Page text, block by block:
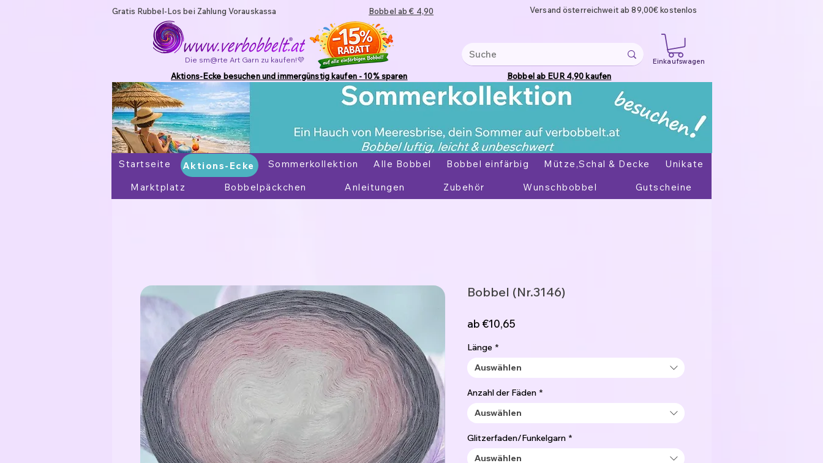
Gratis Rubbel-Los bei Zahlung Vorauskassa Bobbel ab € 4,90 Versand österreichweit ab 89,00€ kostenlos
Die sm@rte Art Garn zu kaufen!💜 Einkaufswagen
Aktions-Ecke besuchen und immergünstig kaufen - 10% sparen Bobbel ab EUR 4,90 kaufen
Startseite Aktions-Ecke Sommerkollektion Alle Bobbel Bobbel einfärbig Mütze,Schal & Decke
Unikate
Marktplatz
Bobbelpäckchen Anleitungen Zubehör Wunschbobbel Gutscheine
Aktions-Ecke
Bobbel (Nr.3146)
ab €10,65Sale-
Länge *
Auswählen
Anzahl der Fäden *
Auswählen
Glitzerfaden/Funkelgarn *
Auswählen